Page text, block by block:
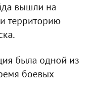
вышли на
территорию
была одной из
боевых